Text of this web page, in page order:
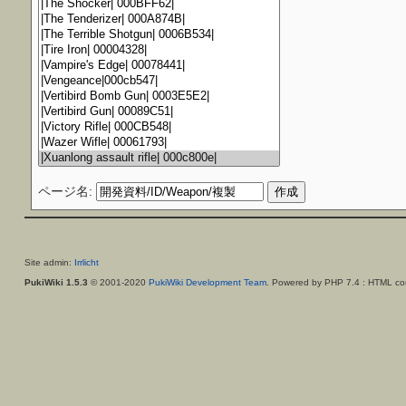
ページ名:
Site admin: Irrlicht
PukiWiki 1.5.3 © 2001-2020 PukiWiki Development Team. Powered by PHP 7.4 : HTML